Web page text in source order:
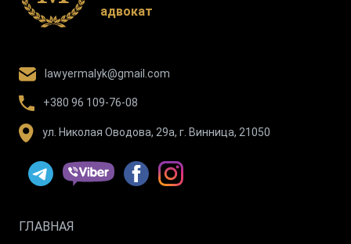
адвокат
lawyermalyk@gmail.com
+380 96 109-76-08
ул. Николая Оводова, 29а, г. Винница, 21050
ГЛАВНАЯ